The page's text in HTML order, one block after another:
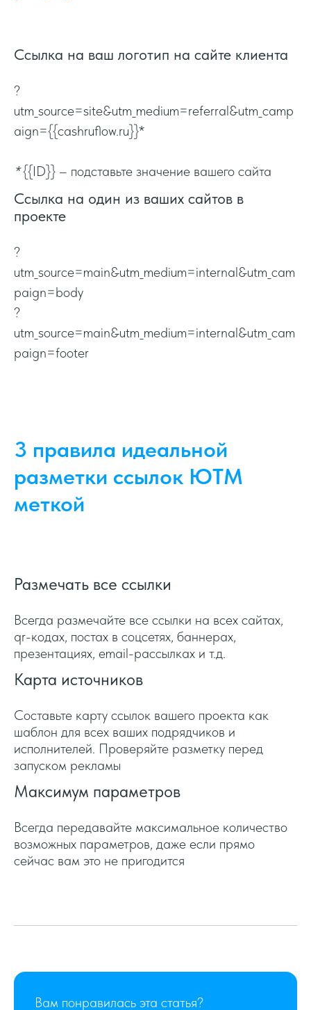
Ссылка на ваш логотип на сайте клиента
?
utm_source=site&utm_medium=referral&utm_camp
aign={{cashruflow.ru}}*
*{{ID}} – подставьте значение вашего сайта
Ссылка на один из ваших сайтов в
проекте
?
utm_source=main&utm_medium=internal&utm_cam
paign=body
?
utm_source=main&utm_medium=internal&utm_cam
paign=footer
3 правила идеальной
разметки ссылок ЮТМ
меткой
Размечать все ссылки
Всегда размечайте все ссылки на всех сайтах,
qr-кодах, постах в соцсетях, баннерах,
презентациях, email-рассылках и т.д.
Карта источников
Составьте карту ссылок вашего проекта как
шаблон для всех ваших подрядчиков и
исполнителей. Проверяйте разметку перед
запуском рекламы
Максимум параметров
Всегда передавайте максимальное количество
возможных параметров, даже если прямо
сейчас вам это не пригодится
Вам понравилась эта статья?